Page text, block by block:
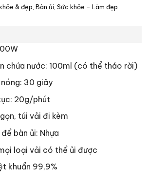
& đẹp, Bàn ủi, Sức khỏe - Làm đẹp
chứa nước: 100ml (có thể tháo rời)
30 giây
20g/phút
túi vải đi kèm
bàn ủi: Nhựa
loại vải có thể ủi được
khuẩn 99,9%